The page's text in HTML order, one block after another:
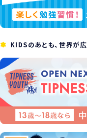
KIDSのあとも、世界が